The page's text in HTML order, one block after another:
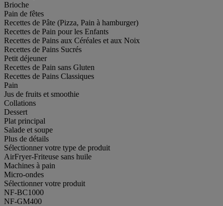
Brioche
Pain de fêtes
Recettes de Pâte (Pizza, Pain à hamburger)
Recettes de Pain pour les Enfants
Recettes de Pains aux Céréales et aux Noix
Recettes de Pains Sucrés
Petit déjeuner
Recettes de Pain sans Gluten
Recettes de Pains Classiques
Pain
Jus de fruits et smoothie
Collations
Dessert
Plat principal
Salade et soupe
Plus de détails
Sélectionner votre type de produit
AirFryer-Friteuse sans huile
Machines à pain
Micro-ondes
Sélectionner votre produit
NF-BC1000
NF-GM400